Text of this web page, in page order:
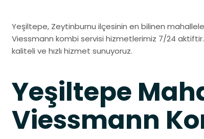
Yeşiltepe, Zeytinburnu ilçesinin en bilinen
Viessmann kombi servisi hizmetlerimiz 7/24
kaliteli ve hızlı hizmet sunuyoruz.
Yeşiltepe
Viessmann